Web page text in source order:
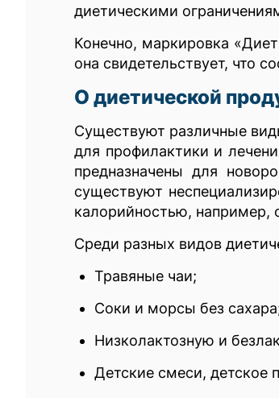
диетическими
Конечно, маркировка
она свидетельствует, что
О диетической
Существуют различные
для профилактики и
предназначены для
существуют
калорийностью, например,
Среди разных видов
Травяные чаи;
Соки и морсы без
Низколактозную и
Детские смеси, детское